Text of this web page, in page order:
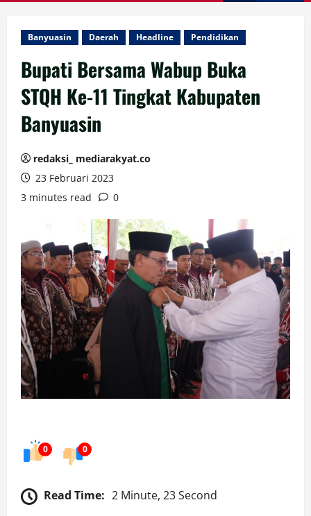
Banyuasin Daerah Headline Pendidikan
Bupati Bersama Wabup Buka
STQH Ke-11 Tingkat Kabupaten
Banyuasin
redaksi_ mediarakyat.co
23 Februari 2023
3 minutes read
0
0 0
Read Time: 2 Minute, 23 Second